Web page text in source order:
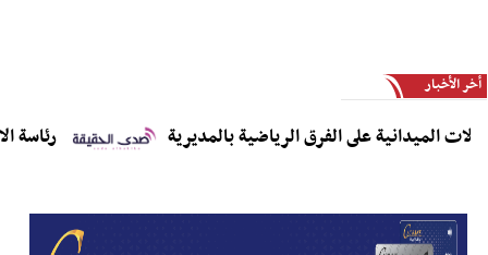
أخر الأخبار
على الفرق الرياضية بالمديرية رئاسة